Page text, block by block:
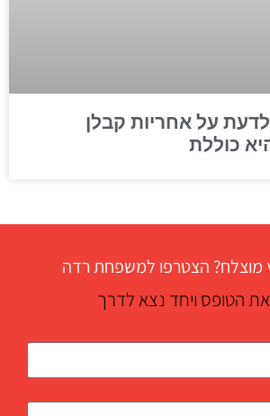
על אחריות קבלן
כוללת
מוצלח? הצטרפו למשפחת רדה
הטופס ויחד נצא לדרך